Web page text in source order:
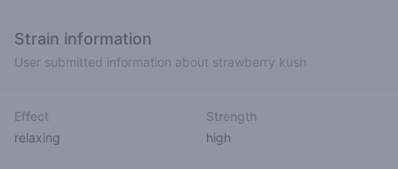
Strain information
User submitted information about strawberry kush
Effect
relaxing
Strength
high